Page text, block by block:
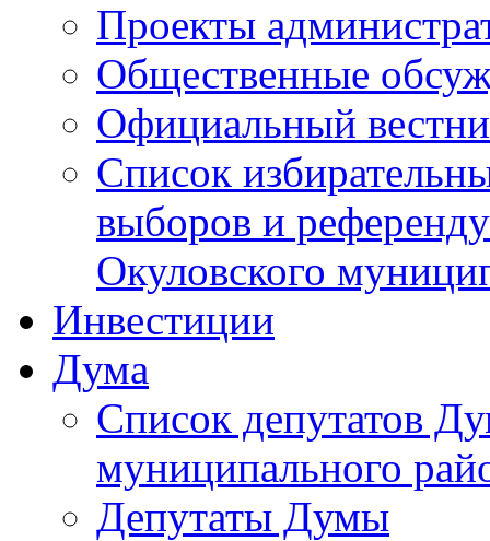
Проекты
Общественные
Официальный
Список
выборов и
Окуловского
Инвестиции
Дума
Список депутатов
муниципального
Депутаты Думы